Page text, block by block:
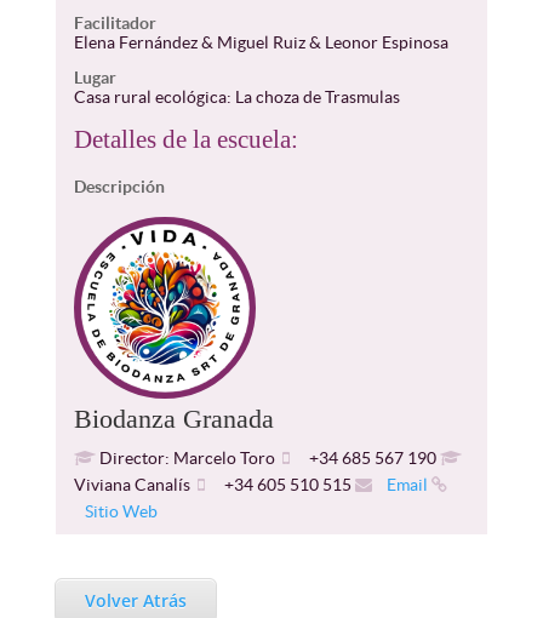
Facilitador
Elena Fernández & Miguel Ruiz & Leonor Espinosa
Lugar
Casa rural ecológica: La choza de Trasmulas
Detalles de la escuela:
Descripción
Biodanza Granada
Director: Marcelo Toro
+34 685 567 190
Viviana Canalís
+34 605 510 515
Email
Sitio Web
Volver Atrás